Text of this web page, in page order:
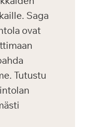
Saga
ovat
Tutustu